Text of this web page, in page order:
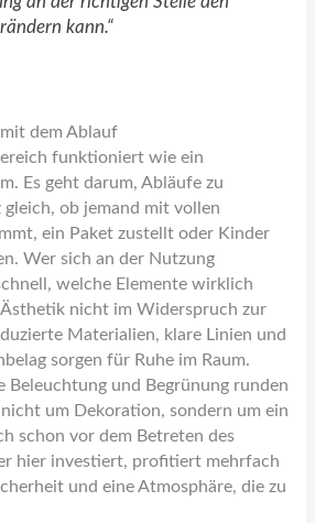
kann.“
dem Ablauf
funktioniert wie ein
Es geht darum, Abläufe zu
ob jemand mit vollen
ein Paket zustellt oder Kinder
Wer sich an der Nutzung
welche Elemente wirklich
nicht im Widerspruch zur
Materialien, klare Linien und
sorgen für Ruhe im Raum.
Beleuchtung und Begrünung runden
um Dekoration, sondern um ein
schon vor dem Betreten des
hier investiert, profitiert mehrfach
und eine Atmosphäre, die zu